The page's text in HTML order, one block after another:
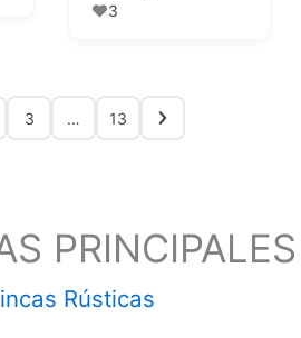
3
3 … 13
PRINCIPALES
Rústicas